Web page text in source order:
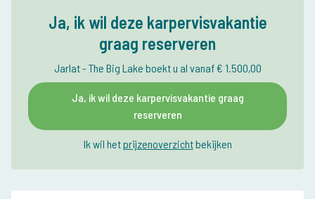
Ja, ik wil deze karpervisvakantie
graag reserveren
Jarlat - The Big Lake boekt u al vanaf € 1.500,00
Ja, ik wil deze karpervisvakantie graag
reserveren
Ik wil hetprijzenoverzichtbekijken